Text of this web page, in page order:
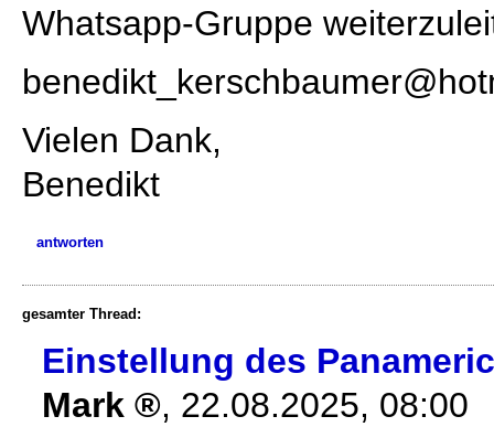
Whatsapp-Gruppe
Vielen Dank,
Benedikt
antworten
gesamter Thread:
Einstellung des
Mark
, 22.08.2025, 08:00